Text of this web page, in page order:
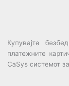
Купувајте
платежните
CaSys системот